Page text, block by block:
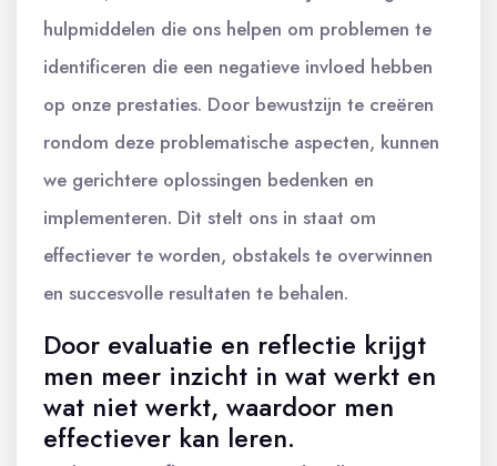
hulpmiddelen die ons helpen om problemen te
identificeren die een negatieve invloed hebben
op onze prestaties. Door bewustzijn te creëren
rondom deze problematische aspecten, kunnen
we gerichtere oplossingen bedenken en
implementeren. Dit stelt ons in staat om
effectiever te worden, obstakels te overwinnen
en succesvolle resultaten te behalen.
Door evaluatie en reflectie krijgt
men meer inzicht in wat werkt en
wat niet werkt, waardoor men
effectiever kan leren.